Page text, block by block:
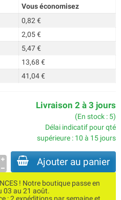
Vous économisez
0,82 €
2,05 €
5,47 €
13,68 €
41,04 €
Livraison 2 à 3 jours
(En stock : 5)
Délai indicatif pour qté
supérieure : 10 à 15 jours
Ajouter au panier
! Notre boutique passe en
03 au 21 août.